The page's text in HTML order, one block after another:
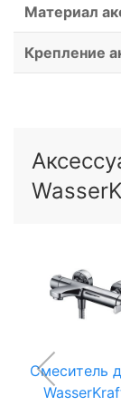
Материал
Крепление
Смеситель